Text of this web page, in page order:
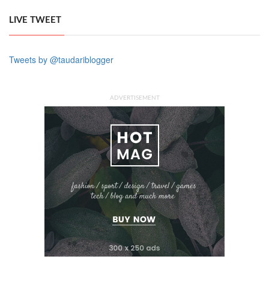
LIVE TWEET
Tweets by @taudariblogger
ADVERTISEMENT